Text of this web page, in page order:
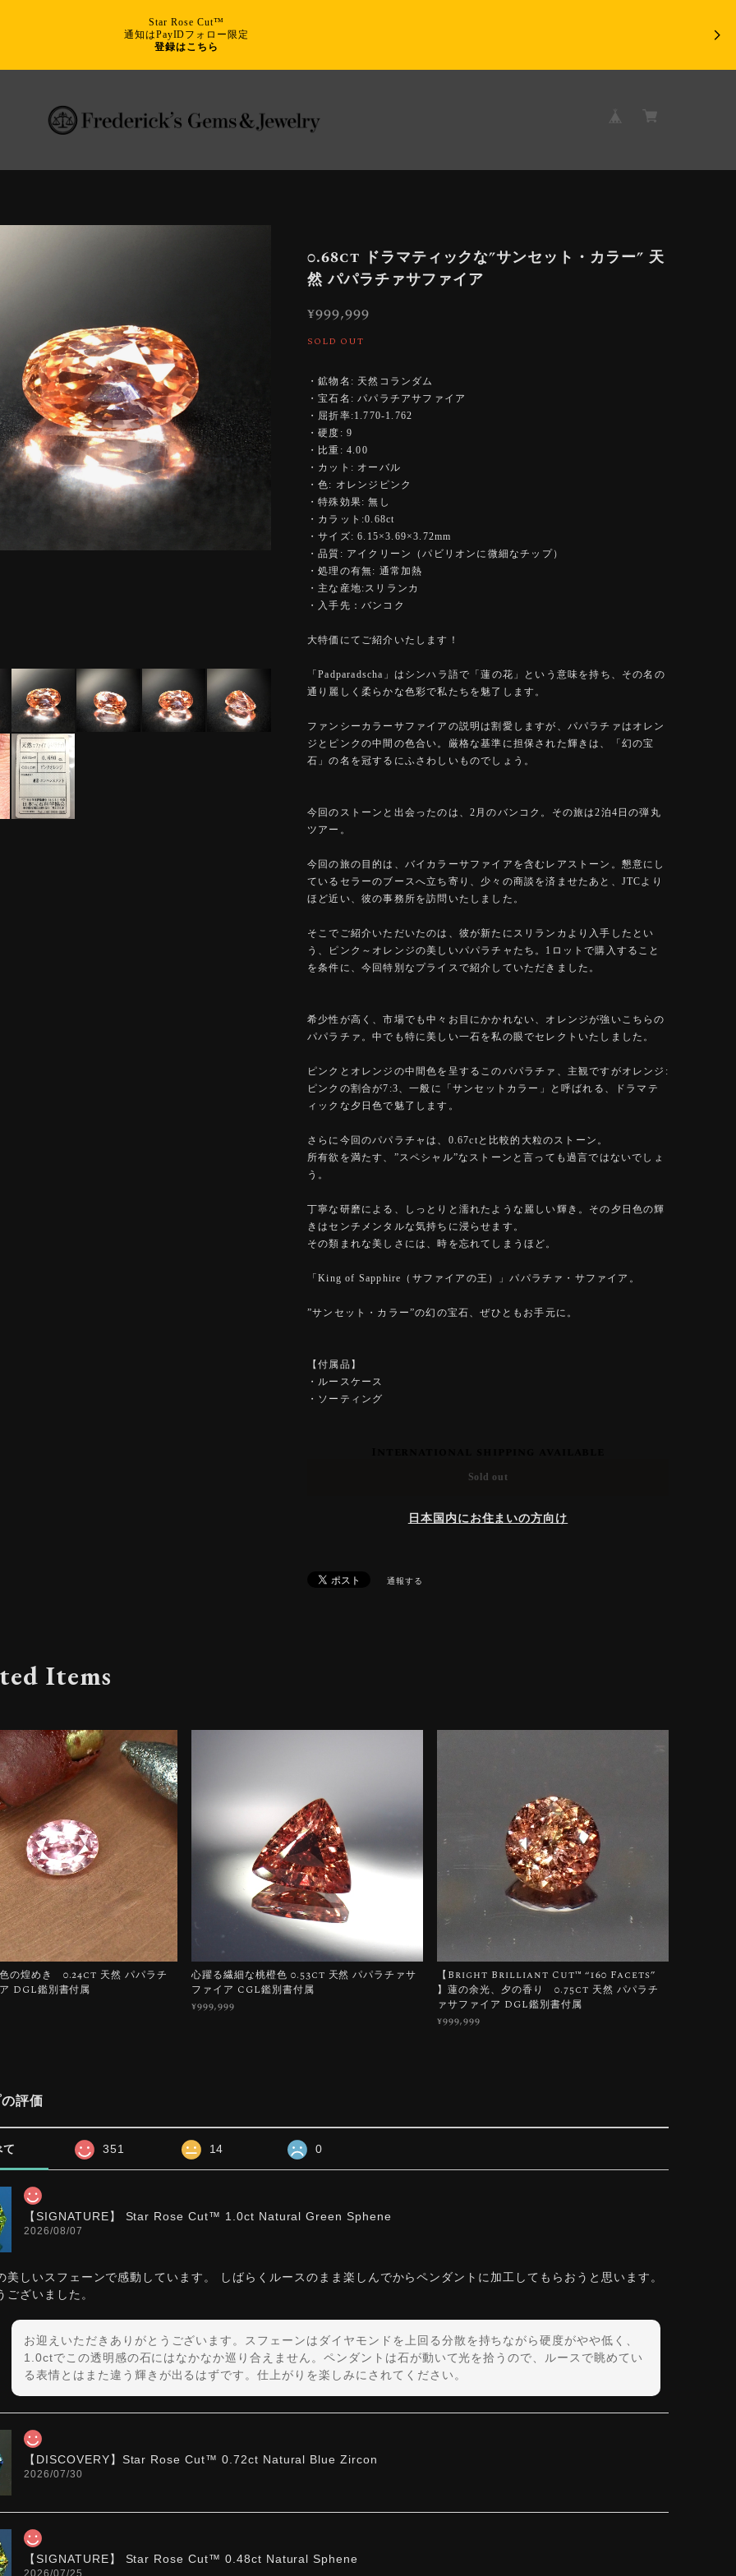
Star Rose Cut™
通知はPayIDフォロー限定
登録はこちら
0.68ct ドラマティックな”サンセット・カラー” 天
然 パパラチァサファイア
¥999,999
SOLD OUT
・鉱物名: 天然コランダム
・宝石名: パパラチアサファイア
・屈折率:1.770-1.762
・硬度: 9
・比重: 4.00
・カット: オーバル
・色: オレンジピンク
・特殊効果: 無し
・カラット:0.68ct
・サイズ: 6.15×3.69×3.72mm
・品質: アイクリーン（パビリオンに微細なチップ）
・処理の有無: 通常加熱
・主な産地:スリランカ
・入手先：バンコク
大特価にてご紹介いたします！
「Padparadscha」はシンハラ語で「蓮の花」という意味を持ち、その名の
通り麗しく柔らかな色彩で私たちを魅了します。
ファンシーカラーサファイアの説明は割愛しますが、パパラチァはオレン
ジとピンクの中間の色合い。厳格な基準に担保された輝きは、「幻の宝
石」の名を冠するにふさわしいものでしょう。
今回のストーンと出会ったのは、2月のバンコク。その旅は2泊4日の弾丸
ツアー。
今回の旅の目的は、バイカラーサファイアを含むレアストーン。懇意にし
ているセラーのブースへ立ち寄り、少々の商談を済ませたあと、JTCより
ほど近い、彼の事務所を訪問いたしました。
そこでご紹介いただいたのは、彼が新たにスリランカより入手したとい
う、ピンク～オレンジの美しいパパラチャたち。1ロットで購入すること
を条件に、今回特別なプライスで紹介していただきました。
希少性が高く、市場でも中々お目にかかれない、オレンジが強いこちらの
パパラチァ。中でも特に美しい一石を私の眼でセレクトいたしました。
ピンクとオレンジの中間色を呈するこのパパラチァ、主観ですがオレンジ:
ピンクの割合が7:3、一般に「サンセットカラー」と呼ばれる、ドラマテ
ィックな夕日色で魅了します。
さらに今回のパパラチャは、0.67ctと比較的大粒のストーン。
所有欲を満たす、”スペシャル”なストーンと言っても過言ではないでしょ
う。
丁寧な研磨による、しっとりと濡れたような麗しい輝き。その夕日色の輝
きはセンチメンタルな気持ちに浸らせます。
その類まれな美しさには、時を忘れてしまうほど。
「King of Sapphire（サファイアの王）」パパラチァ・サファイア。
”サンセット・カラー”の幻の宝石、ぜひともお手元に。
【付属品】
・ルースケース
・ソーティング
Sold out
日本国内にお住まいの方向け
通報する
Items
の煌めき 0.24ct 天然 パパラチ
DGL鑑別書付属
心躍る繊細な桃橙色 0.53ct 天然 パパラチァサ
ファイア CGL鑑別書付属
¥999,999
【Bright Brilliant Cut™️ “160 Facets”
】蓮の余光、夕の香り 0.75ct 天然 パパラチ
ァサファイア DGL鑑別書付属
¥999,999
評価
て 351 14 0
【SIGNATURE】 Star Rose Cut™️ 1.0ct Natural Green Sphene
2026/08/07
美しいスフェーンで感動しています。 しばらくルースのまま楽しんでからペンダントに加工してもらおうと思います。
ございました。
お迎えいただきありがとうございます。スフェーンはダイヤモンドを上回る分散を持ちながら硬度がやや低く、
1.0ctでこの透明感の石にはなかなか巡り合えません。ペンダントは石が動いて光を拾うので、ルースで眺めてい
る表情とはまた違う輝きが出るはずです。仕上がりを楽しみにされてください。
【DISCOVERY】Star Rose Cut™️ 0.72ct Natural Blue Zircon
2026/07/30
【SIGNATURE】 Star Rose Cut™️ 0.48ct Natural Sphene
2026/07/25